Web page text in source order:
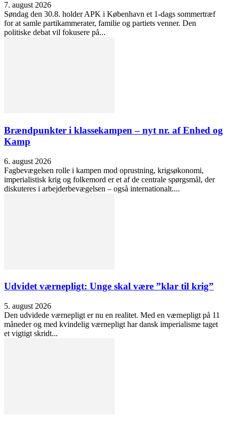
7. august 2026
Søndag den 30.8. holder APK i København et 1-dags sommertræf
for at samle partikammerater, familie og partiets venner. Den
politiske debat vil fokusere på...
Brændpunkter i klassekampen – nyt nr. af Enhed og
Kamp
6. august 2026
Fagbevægelsen rolle i kampen mod oprustning, krigsøkonomi,
imperialistisk krig og folkemord er et af de centrale spørgsmål, der
diskuteres i arbejderbevægelsen – også internationalt....
Udvidet værnepligt: Unge skal være ”klar til krig”
5. august 2026
Den udvidede værnepligt er nu en realitet. Med en værnepligt på 11
måneder og med kvindelig værnepligt har dansk imperialisme taget
et vigtigt skridt...